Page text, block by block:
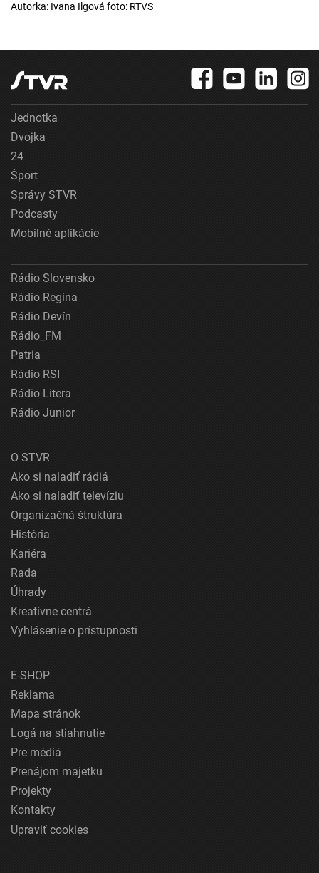
Autorka: Ivana Ilgová foto: RTVS
Jednotka
Dvojka
24
Šport
Správy STVR
Podcasty
Mobilné aplikácie
Rádio Slovensko
Rádio Regina
Rádio Devín
Rádio_FM
Patria
Rádio RSI
Rádio Litera
Rádio Junior
O STVR
Ako si naladiť rádiá
Ako si naladiť televíziu
Organizačná štruktúra
História
Kariéra
Rada
Úhrady
Kreatívne centrá
Vyhlásenie o prístupnosti
E-SHOP
Reklama
Mapa stránok
Logá na stiahnutie
Pre médiá
Prenájom majetku
Projekty
Kontakty
Upraviť cookies